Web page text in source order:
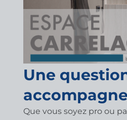
Une
Que vous soyez pro ou